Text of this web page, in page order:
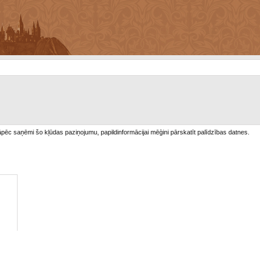
saņēmi šo kļūdas paziņojumu, papildinformācijai mēģini pārskatīt palīdzības datnes.